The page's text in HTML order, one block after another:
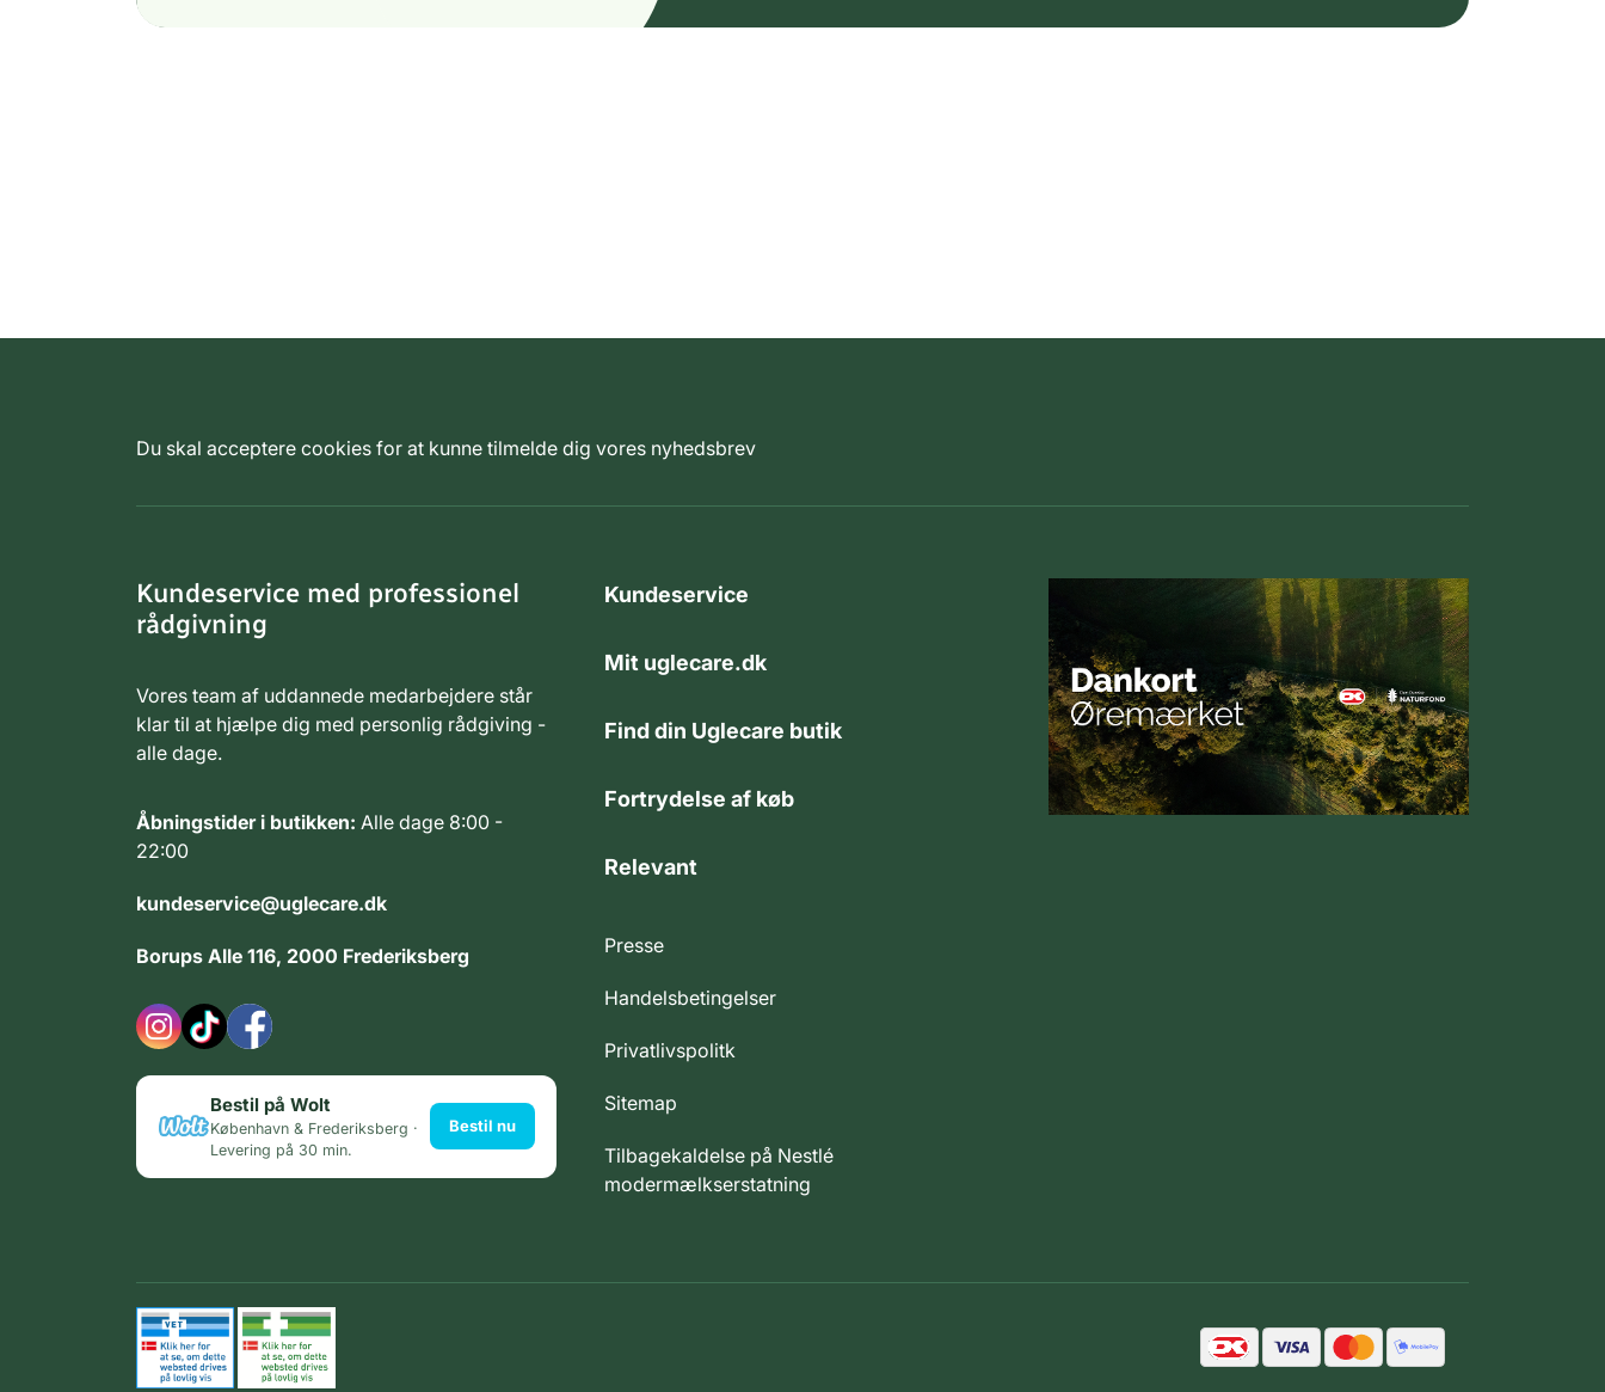
Du skal acceptere cookies for at kunne tilmelde dig vores nyhedsbrev
Kundeservice med professionel
rådgivning
Vores team af uddannede medarbejdere står
klar til at hjælpe dig med personlig rådgiving -
alle dage.
Åbningstider i butikken: Alle dage 8:00 -
22:00
kundeservice@uglecare.dk
Borups Alle 116, 2000 Frederiksberg
Bestil på Wolt
København & Frederiksberg ·
Levering på 30 min.
Bestil nu
Kundeservice
Mit uglecare.dk
Find din Uglecare butik
Fortrydelse af køb
Relevant
Presse
Handelsbetingelser
Privatlivspolitk
Sitemap
Tilbagekaldelse på Nestlé
modermælkserstatning